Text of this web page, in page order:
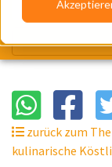
zurück zum
kulinarische